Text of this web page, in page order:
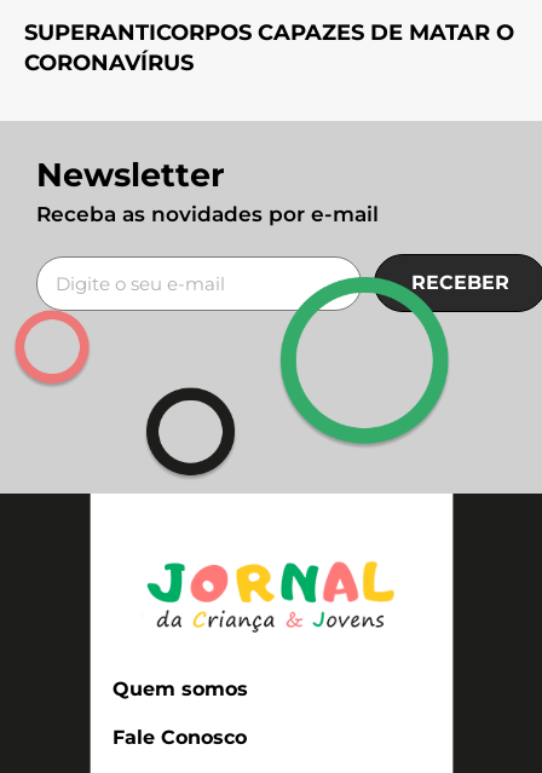
SUPERANTICORPOS CAPAZES DE MATAR O
CORONAVÍRUS
Newsletter
Receba as novidades por e-mail
RECEBER
Quem somos
Fale Conosco